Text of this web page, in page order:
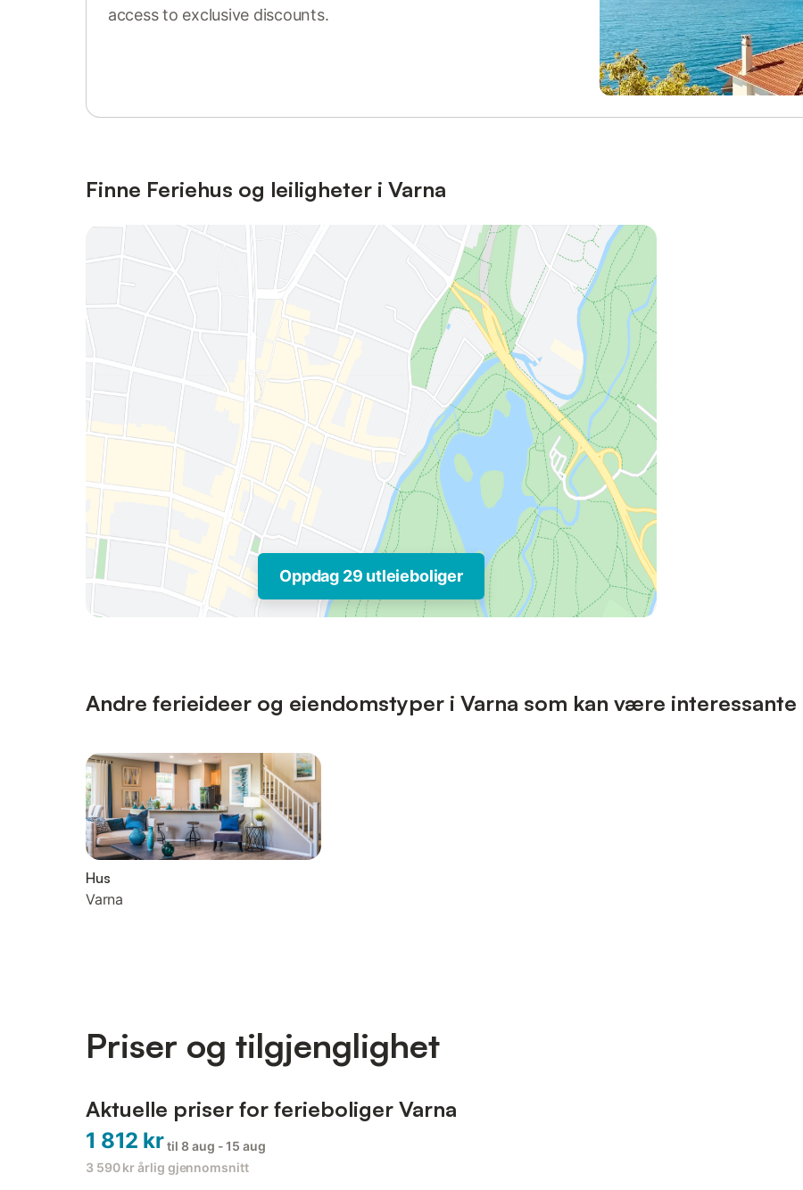
access to exclusive discounts.
Finne Feriehus og leiligheter i Varna
Oppdag 29 utleieboliger
Andre ferieideer og eiendomstyper i Varna som kan være interessante
Hus
Varna
Priser og tilgjenglighet
Aktuelle priser for ferieboliger Varna
1 812 kr til 8 aug - 15 aug
3 590 krårlig gjennomsnitt